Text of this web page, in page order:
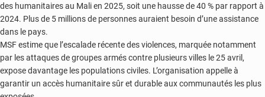
des humanitaires au Mali en 2025, soit une hausse de 40 % par rapport à
2024. Plus de 5 millions de personnes auraient besoin d’une assistance
dans le pays.
MSF estime que l’escalade récente des violences, marquée notamment
par les attaques de groupes armés contre plusieurs villes le 25 avril,
expose davantage les populations civiles. L’organisation appelle à
garantir un accès humanitaire sûr et durable aux communautés les plus